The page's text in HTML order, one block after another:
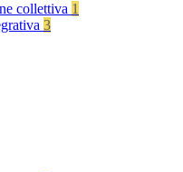
collettiva 1
3